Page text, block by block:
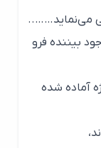
فرو
شده